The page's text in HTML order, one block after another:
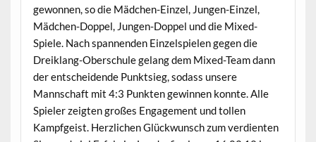
gewonnen, so die Mädchen-Einzel, Jungen-Einzel,
Mädchen-Doppel, Jungen-Doppel und die Mixed-
Spiele. Nach spannenden Einzelspielen gegen die
Dreiklang-Oberschule gelang dem Mixed-Team dann
der entscheidende Punktsieg, sodass unsere
Mannschaft mit 4:3 Punkten gewinnen konnte. Alle
Spieler zeigten großes Engagement und tollen
Kampfgeist. Herzlichen Glückwunsch zum verdienten